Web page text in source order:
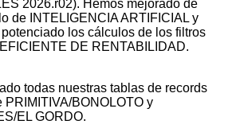
2026.r02). Hemos mejorado de
de INTELIGENCIA ARTIFICIAL y
los cálculos de los filtros
DE RENTABILIDAD.
todas nuestras tablas de records
PRIMITIVA/BONOLOTO y
EL GORDO.